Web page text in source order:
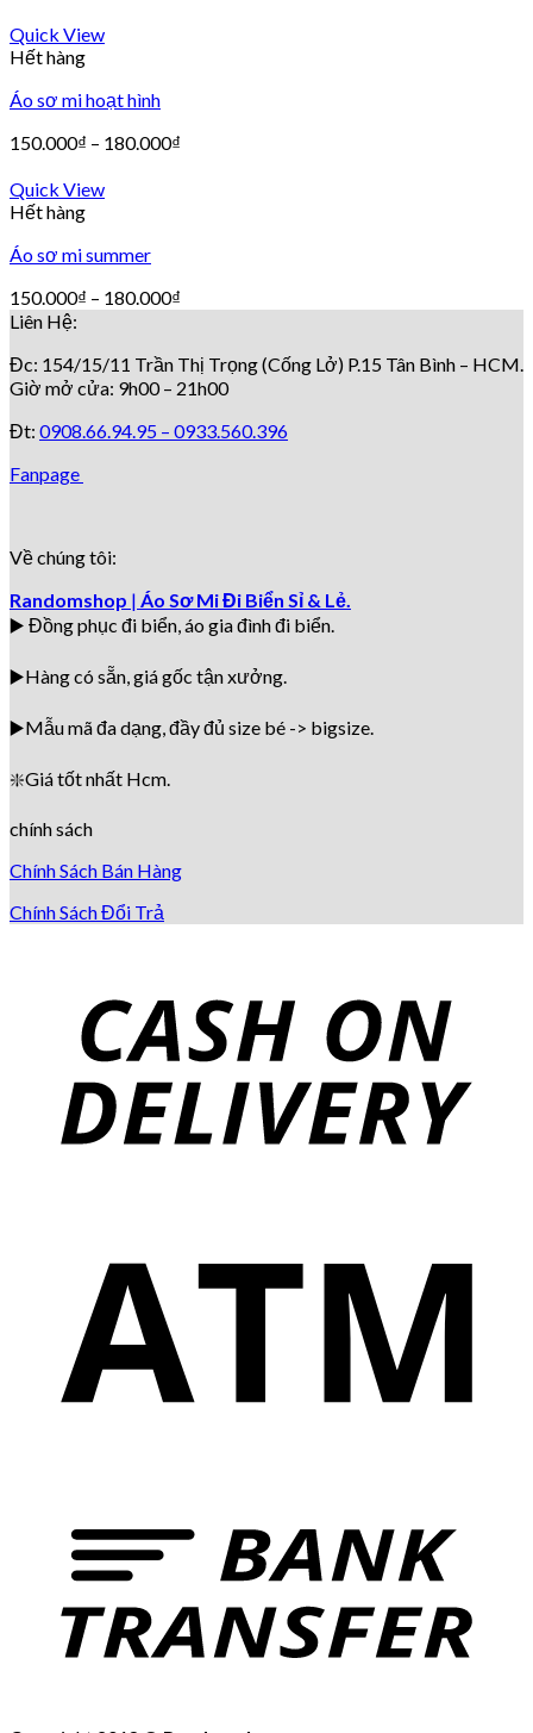
Quick View
Hết hàng
Áo sơ mi hoạt hình
150.000₫ – 180.000₫
Quick View
Hết hàng
Áo sơ mi summer
150.000₫ – 180.000₫
Liên Hệ:
Đc: 154/15/11 Trần Thị Trọng (Cống Lở) P.15 Tân Bình – HCM.
Giờ mở cửa: 9h00 – 21h00
Đt: 0908.66.94.95 – 0933.560.396
Fanpage
Về chúng tôi:
Randomshop | Áo Sơ Mi Đi Biển Sỉ & Lẻ.
▶️ Đồng phục đi biển, áo gia đình đi biển.
▶️Hàng có sẵn, giá gốc tận xưởng.
▶️Mẫu mã đa dạng, đầy đủ size bé -> bigsize.
❇️Giá tốt nhất Hcm.
chính sách
Chính Sách Bán Hàng
Chính Sách Đổi Trả